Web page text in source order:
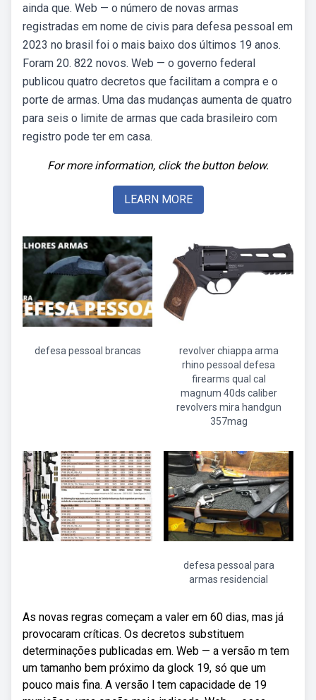
ainda que. Web — o número de novas armas
registradas em nome de civis para defesa pessoal em
2023 no brasil foi o mais baixo dos últimos 19 anos.
Foram 20. 822 novos. Web — o governo federal
publicou quatro decretos que facilitam a compra e o
porte de armas. Uma das mudanças aumenta de quatro
para seis o limite de armas que cada brasileiro com
registro pode ter em casa.
For more information, click the button below.
LEARN MORE
defesa pessoal brancas
revolver chiappa arma
rhino pessoal defesa
firearms qual cal
magnum 40ds caliber
revolvers mira handgun
357mag
defesa pessoal para
armas residencial
As novas regras começam a valer em 60 dias, mas já
provocaram críticas. Os decretos substituem
determinações publicadas em. Web — a versão m tem
um tamanho bem próximo da glock 19, só que um
pouco mais fina. A versão l tem capacidade de 19